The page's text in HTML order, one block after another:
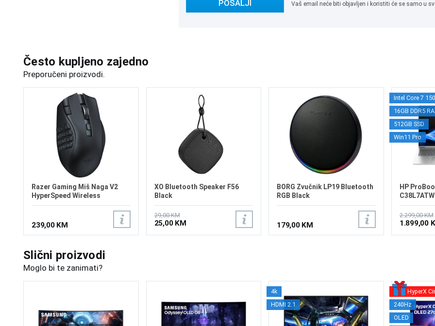
POŠALJI Vaš email neće biti objavljen i koristiti će se samo u
Često kupljeno zajedno
Preporučeni proizvodi.
Razer Gaming Miš Naga V2
HyperSpeed Wireless
239,00 KM
XO Bluetooth Speaker F56
Black
29,00 KM
25,00 KM
BORG Zvučnik LP19 Bluetooth
RGB Black
179,00 KM
Intel Core 7
16GB DDR5
512GB SSD
Win11 Pro
HP
C38L7ATW
2.299,00 KM
1.899,00
Slični proizvodi
Moglo bi te zanimati?
4k
HDMI 2.1
HyperX
240Hz
OLED